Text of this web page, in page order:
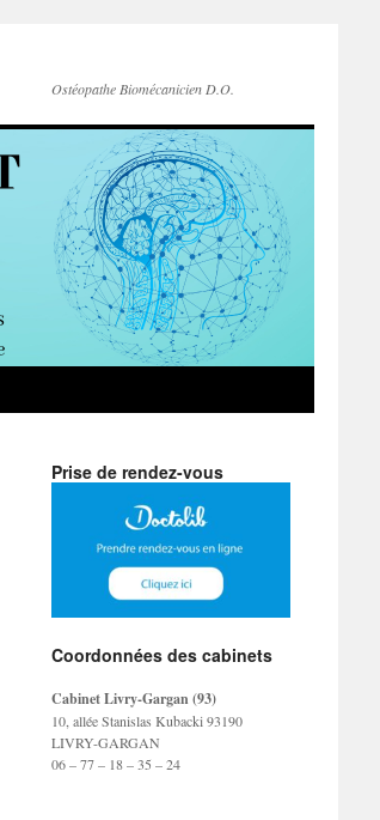
Ostéopathe Biomécanicien D.O.
Prise de rendez-vous
Coordonnées des cabinets
Cabinet Livry-Gargan (93)
10, allée Stanislas Kubacki 93190
LIVRY-GARGAN
06 – 77 – 18 – 35 – 24